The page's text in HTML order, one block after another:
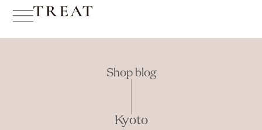
Shop blog
Kyoto